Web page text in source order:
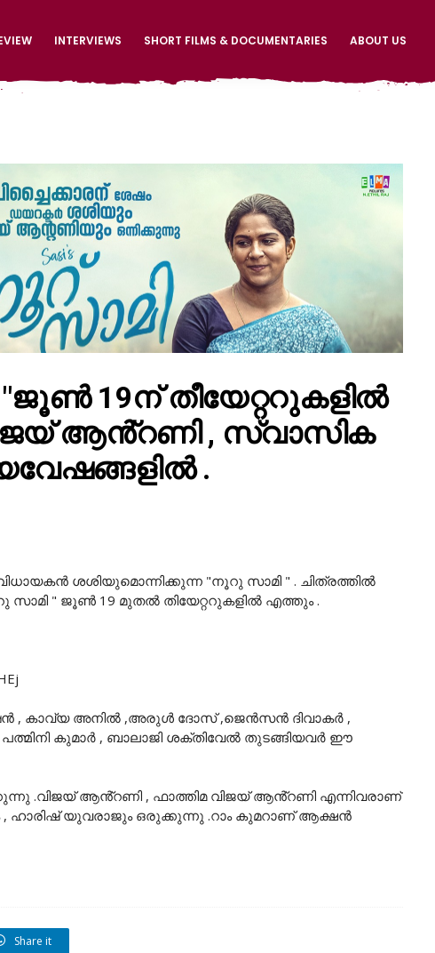
INTERVIEWS SHORT FILMS & DOCUMENTARIES ABOUT US
19ന് തീയേറ്ററുകളിൽ
ആൻ്റണി , സ്വാസിക
.
ശശിയുമൊന്നിക്കുന്ന "നൂറു സാമി " . ചിത്രത്തിൽ
" ജൂൺ 19 മുതൽ തിയേറ്ററുകളിൽ എത്തും .
, കാവ്യ അനിൽ ,അരുൾ ദോസ് ,ജെൻസൻ ദിവാകർ ,
കുമാർ , ബാലാജി ശക്തിവേൽ തുടങ്ങിയവർ ഈ
.വിജയ് ആൻ്റണി , ഫാത്തിമ വിജയ് ആൻ്റണി എന്നിവരാണ്
ഹാരിഷ് യുവരാജും ഒരുക്കുന്നു .റാം കുമറാണ് ആക്ഷൻ
Share it